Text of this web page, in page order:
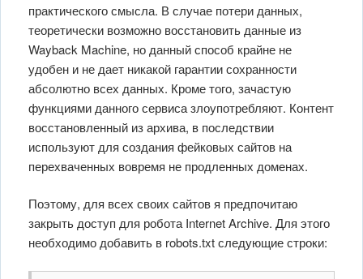
практического смысла. В случае потери данных,
теоретически возможно восстановить данные из
Wayback Machine, но данный способ крайне не
удобен и не дает никакой гарантии сохранности
абсолютно всех данных. Кроме того, зачастую
функциями данного сервиса злоупотребляют. Контент
восстановленный из архива, в последствии
используют для создания фейковых сайтов на
перехваченных вовремя не продленных доменах.
Поэтому, для всех своих сайтов я предпочитаю
закрыть доступ для робота Internet Archive. Для этого
необходимо добавить в robots.txt следующие строки: